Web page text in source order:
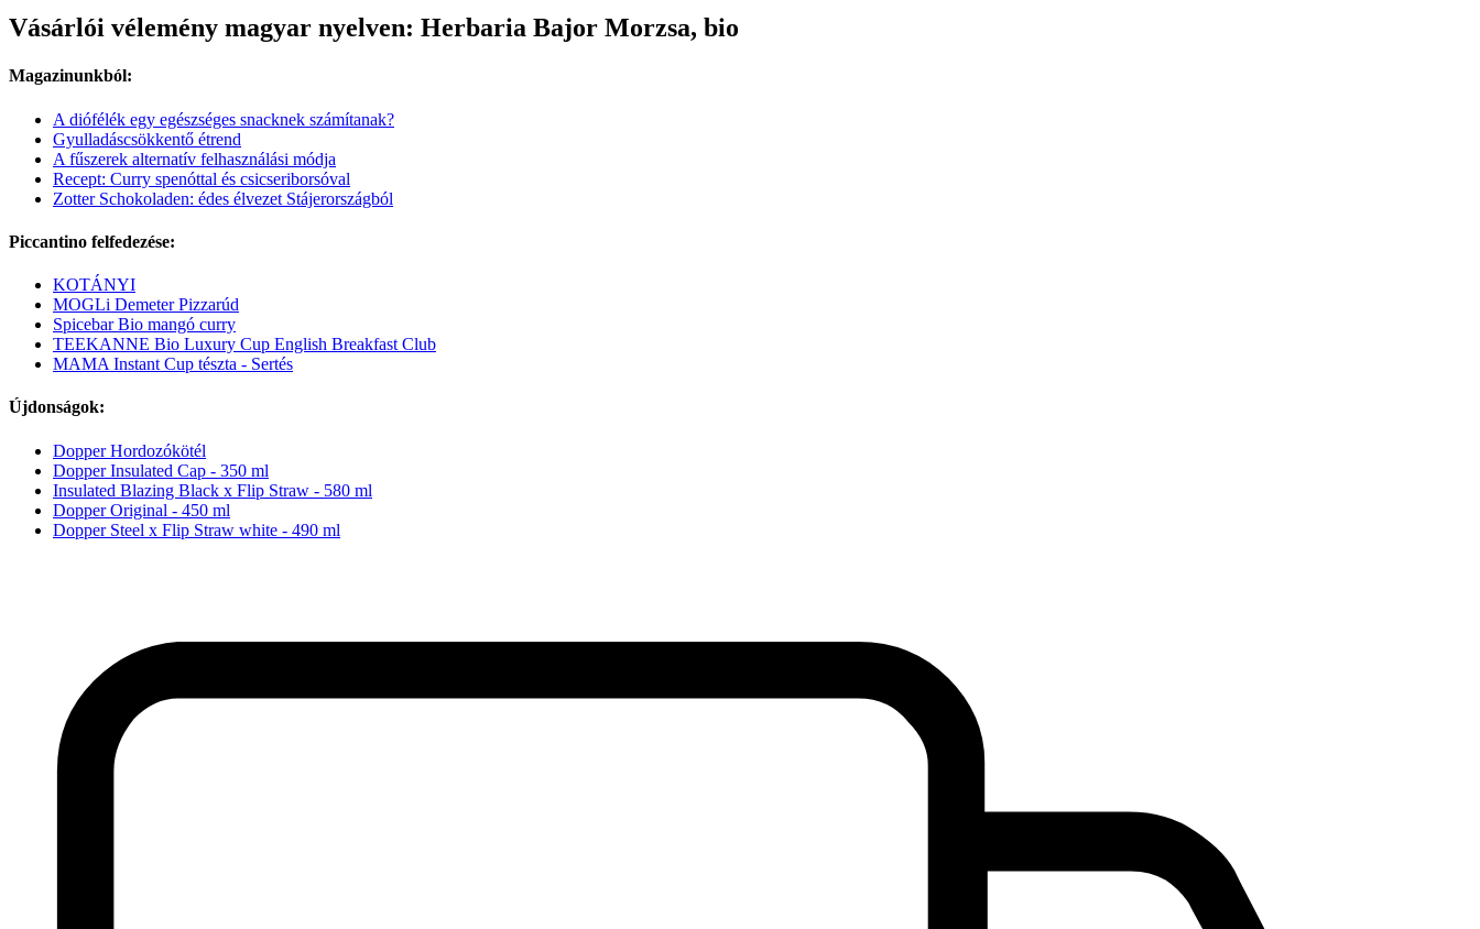
Vásárlói vélemény magyar nyelven: Herbaria Bajor Morzsa, bio
Magazinunkból:
A diófélék egy egészséges snacknek számítanak?
Gyulladáscsökkentő étrend
A fűszerek alternatív felhasználási módja
Recept: Curry spenóttal és csicseriborsóval
Zotter Schokoladen: édes élvezet Stájerországból
Piccantino felfedezése:
KOTÁNYI
MOGLi Demeter Pizzarúd
Spicebar Bio mangó curry
TEEKANNE Bio Luxury Cup English Breakfast Club
MAMA Instant Cup tészta - Sertés
Újdonságok:
Dopper Hordozókötél
Dopper Insulated Cap - 350 ml
Insulated Blazing Black x Flip Straw - 580 ml
Dopper Original - 450 ml
Dopper Steel x Flip Straw white - 490 ml